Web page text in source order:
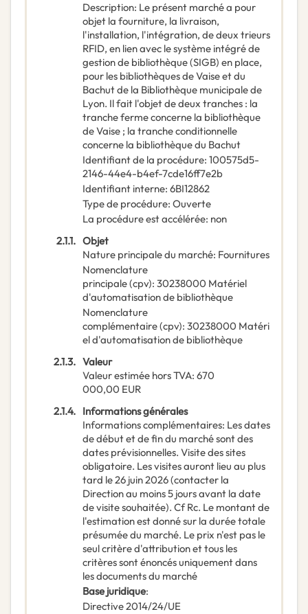
Description: Le présent marché a pour
objet la fourniture, la livraison,
l'installation, l'intégration, de deux trieurs
RFID, en lien avec le système intégré de
gestion de bibliothèque (SIGB) en place,
pour les bibliothèques de Vaise et du
Bachut de la Bibliothèque municipale de
Lyon. Il fait l'objet de deux tranches : la
tranche ferme concerne la bibliothèque
de Vaise ; la tranche conditionnelle
concerne la bibliothèque du Bachut
Identifiant de la procédure: 100575d5-
2146-44e4-b4ef-7cde16ff7e2b
Identifiant interne: 6BI12862
Type de procédure: Ouverte
La procédure est accélérée: non
2.1.1. Objet
Nature principale du marché: Fournitures
Nomenclature
principale(cpv): 30238000 Matériel
d'automatisation de bibliothèque
Nomenclature
complémentaire(cpv): 30238000 Matéri
el d'automatisation de bibliothèque
2.1.3. Valeur
Valeur estimée hors TVA: 670
000,00 EUR
2.1.4. Informations générales
Informations complémentaires: Les dates
de début et de fin du marché sont des
dates prévisionnelles. Visite des sites
obligatoire. Les visites auront lieu au plus
tard le 26 juin 2026 (contacter la
Direction au moins 5 jours avant la date
de visite souhaitée). Cf Rc. Le montant de
l'estimation est donné sur la durée totale
présumée du marché. Le prix n'est pas le
seul critère d'attribution et tous les
critères sont énoncés uniquement dans
les documents du marché
Base juridique:
Directive 2014/24/UE